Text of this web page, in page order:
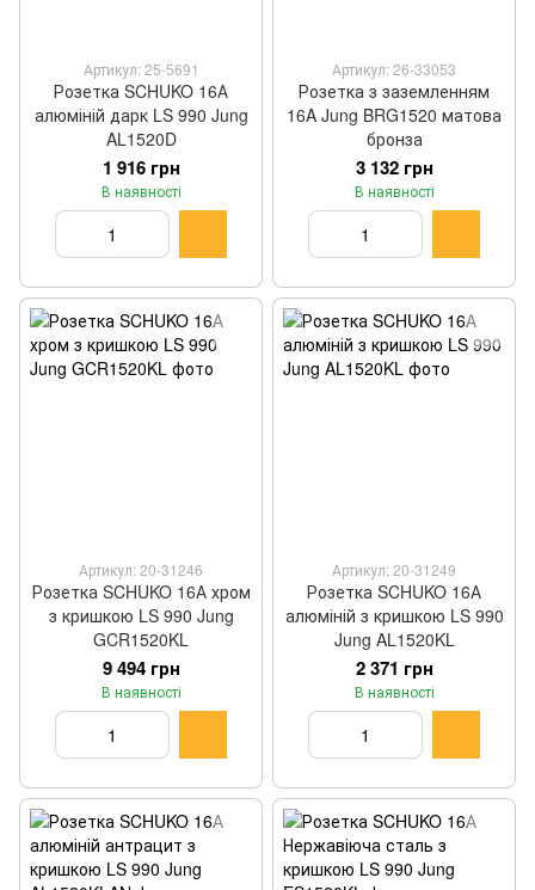
Артикул: 25-5691
Розетка SCHUKO 16А
алюміній дарк LS 990 Jung
AL1520D
1 916 грн
В наявності
Артикул: 26-33053
Розетка з заземленням
16A Jung BRG1520 матова
бронза
3 132 грн
В наявності
Артикул: 20-31246
Розетка SCHUKO 16А хром
з кришкою LS 990 Jung
GCR1520KL
9 494 грн
В наявності
Артикул: 20-31249
Розетка SCHUKO 16А
алюміній з кришкою LS 990
Jung AL1520KL
2 371 грн
В наявності